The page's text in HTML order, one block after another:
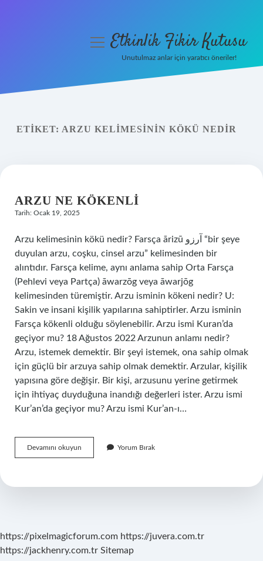
Yasal Uyarı
menüyüEtkinlik Fikir Kutusu
Unutulmaz anlar için yaratıcı öneriler!
ETIKET: ARZU KELIMESININ KÖKÜ NEDIR
ARZU NE KÖKENLI
Tarih: Ocak 19, 2025
Arzu kelimesinin kökü nedir? Farsça ārizū آرزو “bir şeye
duyulan arzu, coşku, cinsel arzu” kelimesinden bir
alıntıdır. Farsça kelime, aynı anlama sahip Orta Farsça
(Pehlevi veya Partça) āwarzōg veya āwarjōg
kelimesinden türemiştir. Arzu isminin kökeni nedir? U:
Sakin ve insani kişilik yapılarına sahiptirler. Arzu isminin
Farsça kökenli olduğu söylenebilir. Arzu ismi Kuran’da
geçiyor mu? 18 Ağustos 2022 Arzunun anlamı nedir?
Arzu, istemek demektir. Bir şeyi istemek, ona sahip olmak
için güçlü bir arzuya sahip olmak demektir. Arzular, kişilik
yapısına göre değişir. Bir kişi, arzusunu yerine getirmek
için ihtiyaç duyduğuna inandığı değerleri ister. Arzu ismi
Kur’an’da geçiyor mu? Arzu ismi Kur’an-ı…
Devamını okuyun
Ne
Yorum Bırak
https://pixelmagicforum.com https://juvera.com.tr
https://jackhenry.com.tr Sitemap